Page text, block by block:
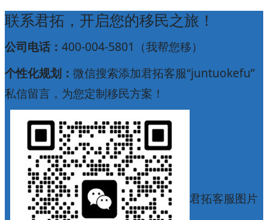
联系君拓，开启您的移民之旅！
公司电话： 400-004-5801（我帮您移）
个性化规划： 微信搜索添加君拓客服“juntuokefu”
私信留言，为您定制移民方案！
君拓客服图片